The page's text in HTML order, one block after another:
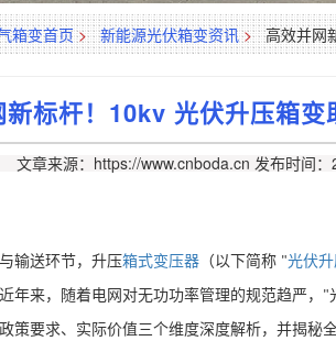
箱变首页 > 新能源光伏箱变资讯 > 高效并网
新标杆！10kv 光伏升压箱
文章来源：https://www.cnboda.cn 发布时间
输送环节，升压箱式变压器 （以下简称 "光伏
年来，随着电网对无功功率管理的规范趋严， "
策要求、实际价值三个维度深度解析，并揭秘